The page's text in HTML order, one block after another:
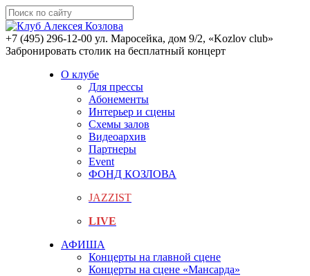
+7 (495) 296-12-00 ул. Маросейка, дом 9/2, «Kozlov club»
Забронировать столик на бесплатный концерт
О клубе
Для прессы
Абонементы
Интерьер и сцены
Схемы залов
Видеоархив
Партнеры
Event
ФОНД КОЗЛОВА
JAZZIST
LIVE
АФИША
Концерты на главной сцене
Концерты на сцене «Мансарда»